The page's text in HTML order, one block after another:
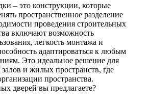
– это конструкции, которые
пространственное разделение
проведения строительных
включают возможность
легкость монтажа и
адаптироваться к любым
Это идеальное решение для
и жилых пространств, где
пространства.
дверей вы предлагаете?